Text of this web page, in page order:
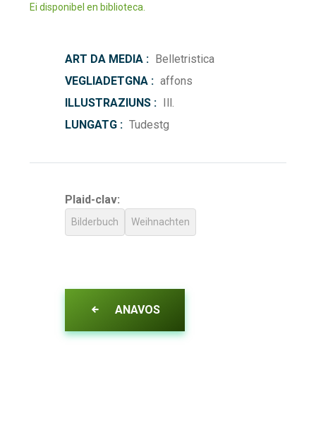
Ei disponibel en biblioteca.
ART DA MEDIA : Belletristica
VEGLIADETGNA : affons
ILLUSTRAZIUNS : Ill.
LUNGATG : Tudestg
Plaid-clav:
Bilderbuch Weihnachten
ANAVOS